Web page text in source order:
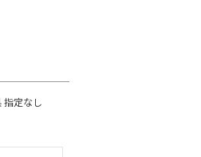
指定なし